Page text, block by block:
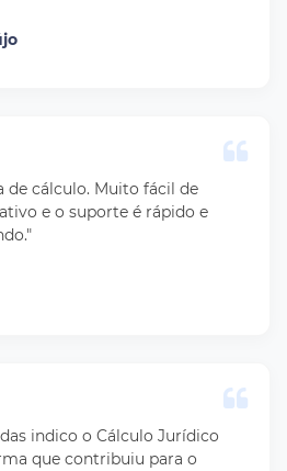
de cálculo. Muito fácil de
e o suporte é rápido e
indico o Cálculo Jurídico
que contribuiu para o